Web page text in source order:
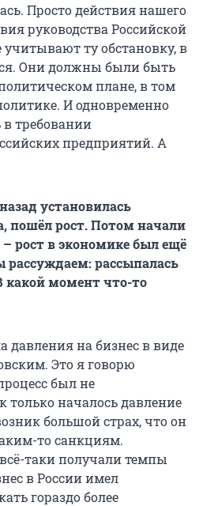
Просто действия нашего
руководства Российской
ту обстановку, в
Они должны были быть
плане, в том
И одновременно
в требовании
предприятий. А
установилась
пошёл рост. Потом начали
рост в экономике был ещё
рассыпалась
какой момент что-то
давления на бизнес в виде
Это я говорю
был не
только началось давление
большой страх, что он
то санкциям.
таки получали темпы
в России имел
гораздо более